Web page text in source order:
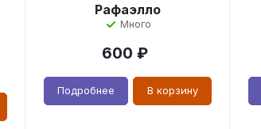
Рафаэлло
Много
600 ₽
Подробнее В корзину